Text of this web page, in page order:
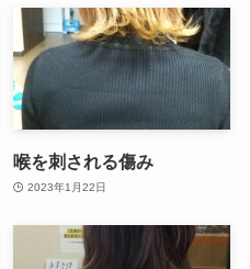
喉を刺される傷み
2023年1月22日